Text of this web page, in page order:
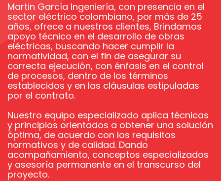
Martin García Ingeniería, con presencia en el
sector eléctrico colombiano, por más de 25
años, ofrece a nuestros clientes, Brindamos
apoyo técnico en el desarrollo de obras
eléctricas, buscando hacer cumplir la
normatividad, con el fin de asegurar su
correcta ejecución, con énfasis en el control
de procesos, dentro de los términos
establecidos y en las cláusulas estipuladas
por el contrato.
Nuestro equipo especializado aplica técnicas
y principios orientados a obtener una solución
óptima, de acuerdo con los requisitos
normativos y de calidad. Dando
acompañamiento, conceptos especializados
y asesoría permanente en el transcurso del
proyecto.